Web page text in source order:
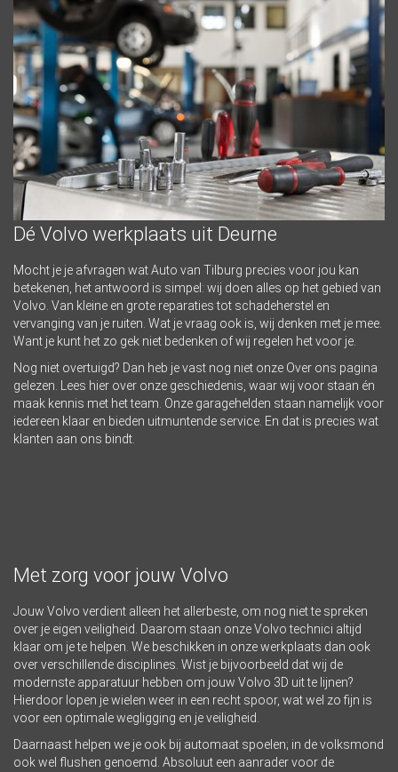
Dé Volvo werkplaats uit Deurne
Mocht je je afvragen wat Auto van Tilburg precies voor jou kan
betekenen, het antwoord is simpel: wij doen alles op het gebied van
Volvo. Van kleine en grote reparaties tot schadeherstel en
vervanging van je ruiten. Wat je vraag ook is, wij denken met je mee.
Want je kunt het zo gek niet bedenken of wij regelen het voor je.
Nog niet overtuigd? Dan heb je vast nog niet onze Over ons pagina
gelezen. Lees hier over onze geschiedenis, waar wij voor staan én
maak kennis met het team. Onze garagehelden staan namelijk voor
iedereen klaar en bieden uitmuntende service. En dat is precies wat
klanten aan ons bindt.
Met zorg voor jouw Volvo
Jouw Volvo verdient alleen het allerbeste, om nog niet te spreken
over je eigen veiligheid. Daarom staan onze Volvo technici altijd
klaar om je te helpen. We beschikken in onze werkplaats dan ook
over verschillende disciplines. Wist je bijvoorbeeld dat wij de
modernste apparatuur hebben om jouw Volvo 3D uit te lijnen?
Hierdoor lopen je wielen weer in een recht spoor, wat wel zo fijn is
voor een optimale wegligging en je veiligheid.
Daarnaast helpen we je ook bij automaat spoelen; in de volksmond
ook wel flushen genoemd. Absoluut een aanrader voor de